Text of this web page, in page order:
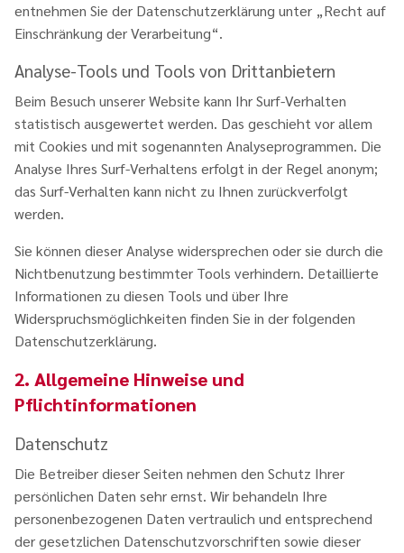
entnehmen Sie der Datenschutzerklärung unter „Recht auf
Einschränkung der Verarbeitung“.
Analyse-Tools und Tools von Drittanbietern
Beim Besuch unserer Website kann Ihr Surf-Verhalten
statistisch ausgewertet werden. Das geschieht vor allem
mit Cookies und mit sogenannten Analyseprogrammen. Die
Analyse Ihres Surf-Verhaltens erfolgt in der Regel anonym;
das Surf-Verhalten kann nicht zu Ihnen zurückverfolgt
werden.
Sie können dieser Analyse widersprechen oder sie durch die
Nichtbenutzung bestimmter Tools verhindern. Detaillierte
Informationen zu diesen Tools und über Ihre
Widerspruchsmöglichkeiten finden Sie in der folgenden
Datenschutzerklärung.
2. Allgemeine Hinweise und
Pflichtinformationen
Datenschutz
Die Betreiber dieser Seiten nehmen den Schutz Ihrer
persönlichen Daten sehr ernst. Wir behandeln Ihre
personenbezogenen Daten vertraulich und entsprechend
der gesetzlichen Datenschutzvorschriften sowie dieser